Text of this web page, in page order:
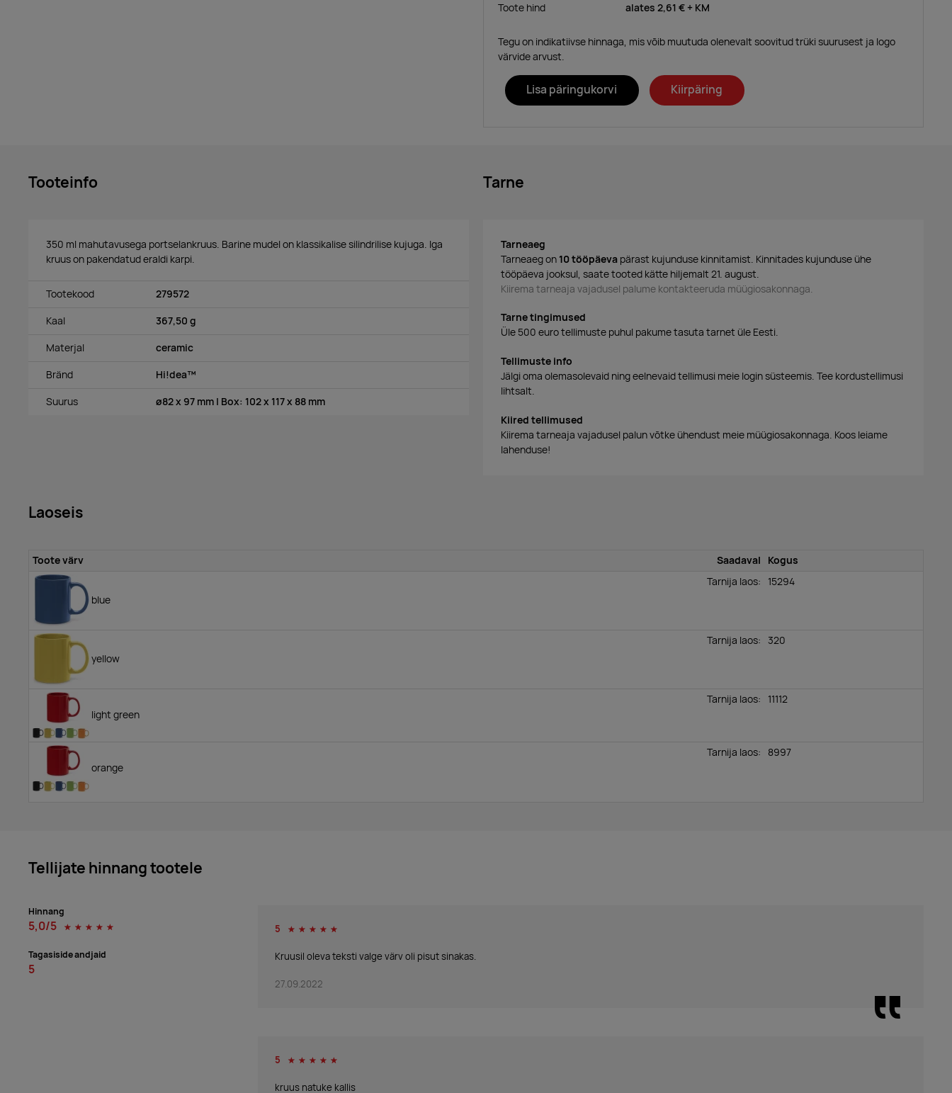
Toote hind alates 2,61 € + KM
Tegu on indikatiivse hinnaga, mis võib muutuda olenevalt soovitud trüki suurusest ja logo
värvide arvust.
Lisa päringukorvi Kiirpäring
Tooteinfo
350 ml mahutavusega portselankruus. Barine mudel on klassikalise silindrilise kujuga. Iga
kruus on pakendatud eraldi karpi.
Tootekood 279572
Kaal 367,50 g
Materjal ceramic
Bränd Hi!dea™
Suurus ø82 x 97 mm | Box: 102 x 117 x 88 mm
Tarne
Tarneaeg
Tarneaeg on 10 tööpäeva pärast kujunduse kinnitamist. Kinnitades kujunduse ühe
tööpäeva jooksul, saate tooted kätte hiljemalt 21. august.
Kiirema tarneaja vajadusel palume kontakteeruda müügiosakonnaga.
Tarne tingimused
Üle 500 euro tellimuste puhul pakume tasuta tarnet üle Eesti.
Tellimuste info
Jälgi oma olemasolevaid ning eelnevaid tellimusi meie login süsteemis. Tee kordustellimusi
lihtsalt.
Kiired tellimused
Kiirema tarneaja vajadusel palun võtke ühendust meie müügiosakonnaga. Koos leiame
lahenduse!
Laoseis
Toote värv Saadaval Kogus
blue
Tarnija laos: 15294
yellow
Tarnija laos: 320
light green
Tarnija laos: 11112
orange
Tarnija laos: 8997
Tellijate hinnang tootele
Hinnang
5,0/5 ☆
☆
☆
☆
☆
Tagasiside andjaid
5
5 ☆
☆
☆
☆
☆
Kruusil oleva teksti valge värv oli pisut sinakas.
27.09.2022
5 ☆
☆
☆
☆
☆
kruus natuke kallis